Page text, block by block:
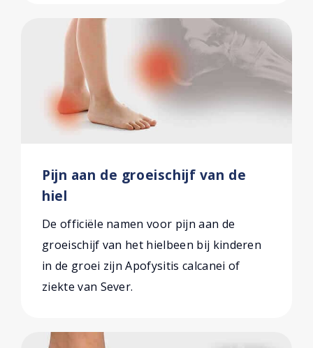
Pijn aan de groeischijf van de
hiel
De officiële namen voor pijn aan de
groeischijf van het hielbeen bij kinderen
in de groei zijn Apofysitis calcanei of
ziekte van Sever.